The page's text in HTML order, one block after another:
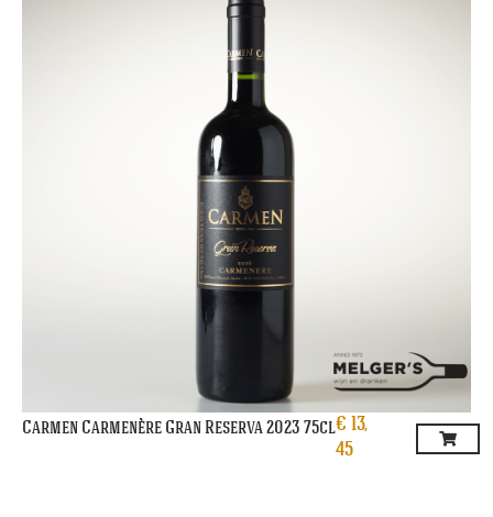
Carmen Carmenère Gran Reserva 2023 75cl€ 13,
45